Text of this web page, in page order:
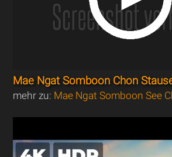
Mae Ngat Somboon Chon
mehr zu: Mae Ngat Somboon See